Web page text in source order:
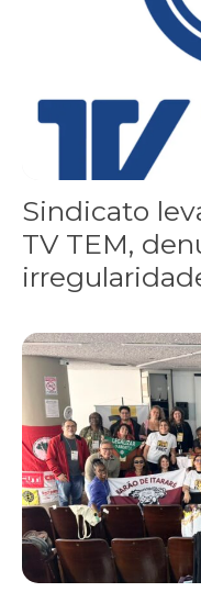
Sindicato
TV TEM,
FNDC aprova